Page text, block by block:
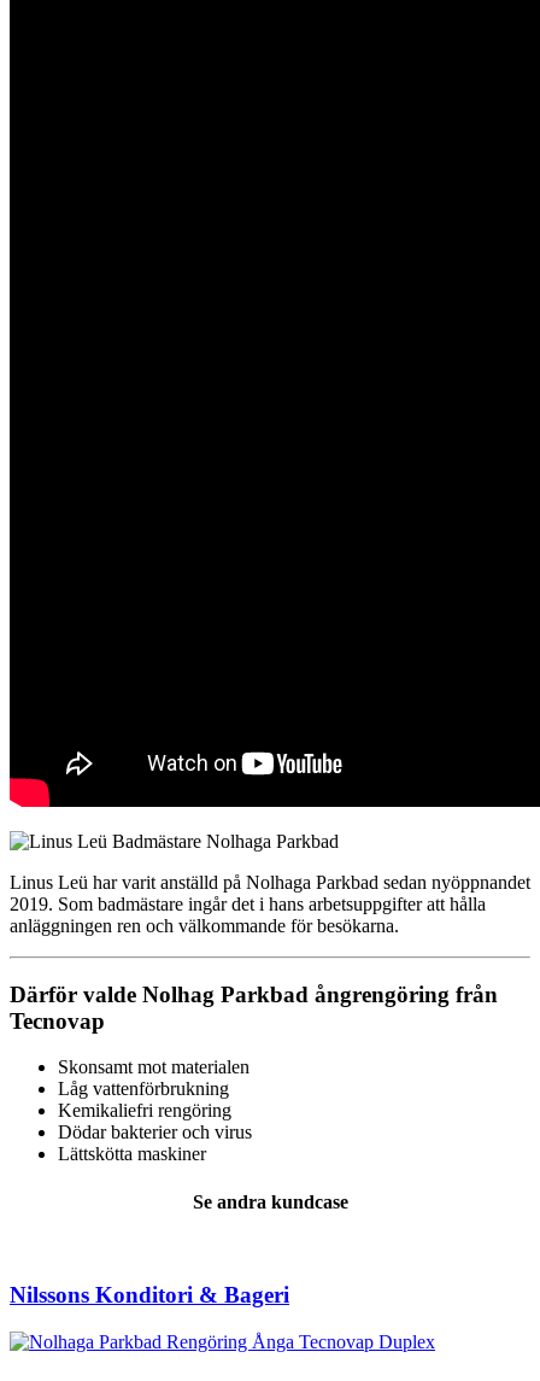
Linus Leü har varit anställd på Nolhaga Parkbad sedan nyöppnandet
2019. Som badmästare ingår det i hans arbetsuppgifter att hålla
anläggningen ren och välkommande för besökarna.
Därför valde Nolhag Parkbad ångrengöring från
Tecnovap
Skonsamt mot materialen
Låg vattenförbrukning
Kemikaliefri rengöring
Dödar bakterier och virus
Lättskötta maskiner
Se andra kundcase
Nilssons Konditori & Bageri